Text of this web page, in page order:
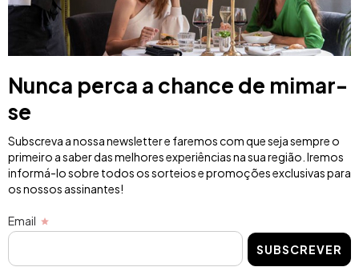
Nunca perca a chance de mimar-
se
Subscreva a nossa newsletter e faremos com que seja sempre o
primeiro a saber das melhores experiências na sua região. Iremos
informá-lo sobre todos os sorteios e promoções exclusivas para
os nossos assinantes!
Email
SUBSCREVER